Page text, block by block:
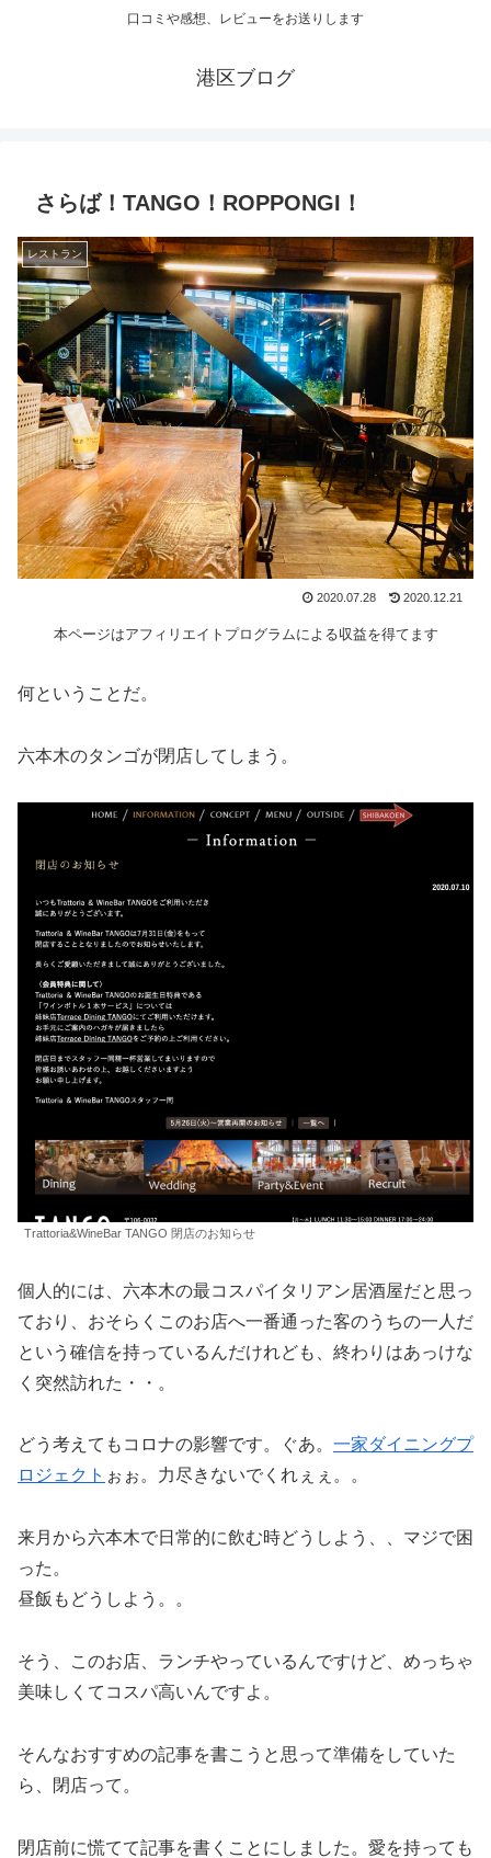
口コミや感想、レビューをお送りします
港区ブログ
さらば！TANGO！ROPPONGI！
レストラン
2020.07.28 2020.12.21
本ページはアフィリエイトプログラムによる収益を得てます
何ということだ。
六本木のタンゴが閉店してしまう。
Trattoria&WineBar TANGO 閉店のお知らせ
個人的には、六本木の最コスパイタリアン居酒屋だと思っ
ており、おそらくこのお店へ一番通った客のうちの一人だ
という確信を持っているんだけれども、終わりはあっけな
く突然訪れた・・。
どう考えてもコロナの影響です。ぐあ。 一家ダイニングプ
ロジェクト ぉぉ。力尽きないでくれぇぇ。。
来月から六本木で日常的に飲む時どうしよう、、マジで困
った。
昼飯もどうしよう。。
そう、このお店、ランチやっているんですけど、めっちゃ
美味しくてコスパ高いんですよ。
そんなおすすめの記事を書こうと思って準備をしていた
ら、閉店って。
閉店前に慌てて記事を書くことにしました。愛を持っても